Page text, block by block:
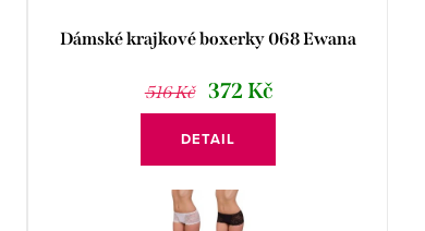
Dámské krajkové boxerky 068 Ewana
516 Kč 372 Kč
DETAIL